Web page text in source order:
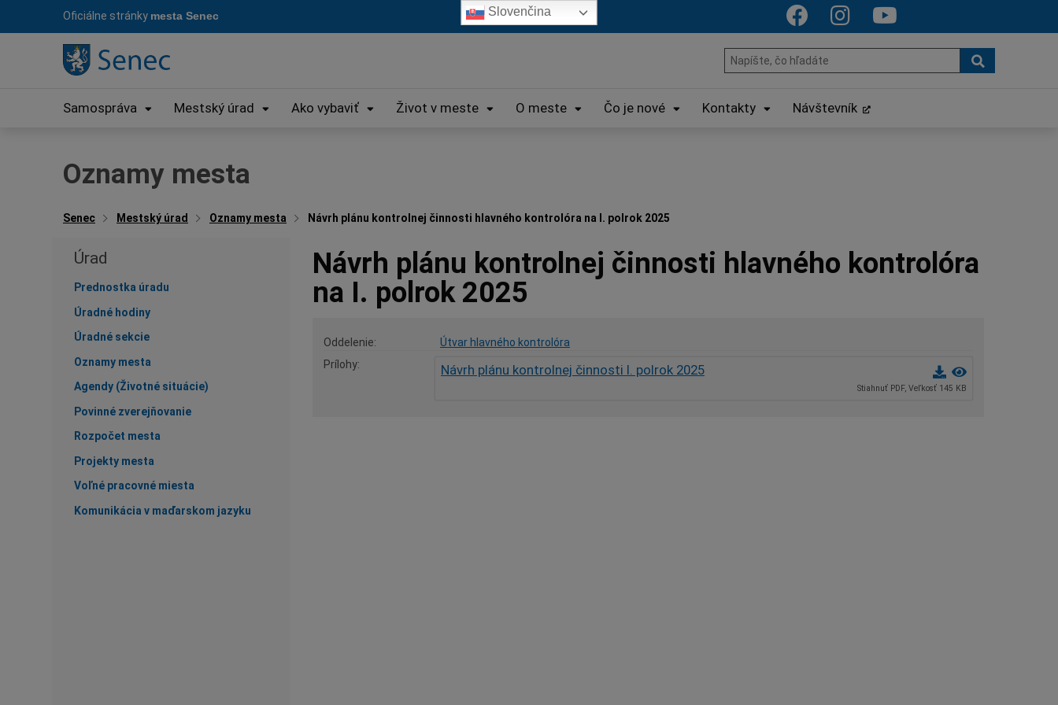
Oficiálne stránky mesta Senec
Hľadať:
Samospráva Mestský úrad Ako vybaviť Život v meste O meste Čo je nové Kontakty Návštevník
Oznamy mesta
Senec Mestský úrad Oznamy mesta Návrh plánu kontrolnej činnosti hlavného kontrolóra na I. polrok 2025
Úrad
Prednostka úradu
Úradné hodiny
Úradné sekcie
Oznamy mesta
Agendy (Životné situácie)
Povinné zverejňovanie
Rozpočet mesta
Projekty mesta
Voľné pracovné miesta
Komunikácia v maďarskom jazyku
Návrh plánu kontrolnej činnosti hlavného kontrolóra
na I. polrok 2025
Oddelenie
Útvar hlavného kontrolóra
Prílohy
Návrh plánu kontrolnej činnosti I. polrok 2025
Stiahnuť PDF, Veľkosť 145 KB
Slovenčina